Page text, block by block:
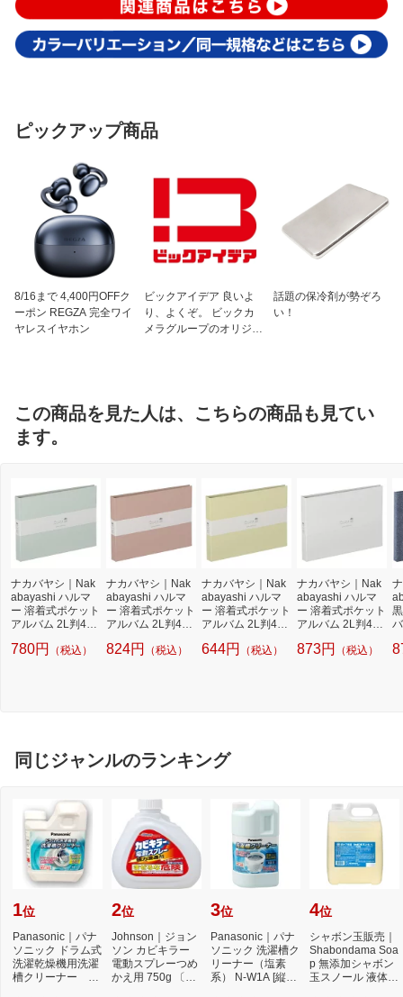
ピックアップ商品
8/16まで 4,400円OFFク
ーポン REGZA 完全ワイ
ヤレスイヤホン
ビックアイデア 良いよ
り、よくぞ。 ビックカ
メラグループのオリジナ
話題の保冷剤が勢ぞろ
い！
この商品を見た人は、こちらの商品も見てい
ます。
ナカバヤシ｜Nak
abayashi ハルマ
ー 溶着式ポケット
アルバム 2L判40
01B ミントブルー
780円 （税込）
ナカバヤシ｜Nak
abayashi ハルマ
ー 溶着式ポケット
アルバム 2L判40
01P ピンク
824円 （税込）
ナカバヤシ｜Nak
abayashi ハルマ
ー 溶着式ポケット
アルバム 2L判40
01Y イエロー
644円 （税込）
ナカバヤシ｜Nak
abayashi ハルマ
ー 溶着式ポケット
アルバム 2L判40
01W ホワイト
873円 （税込）
同じジャンルのランキング
1位
Panasonic｜パナ
ソニック ドラム式
洗濯乾燥機用洗濯
槽クリーナー N-
2位
Johnson｜ジョン
ソン カビキラー
電動スプレーつめ
かえ用 750g 〔お
3位
Panasonic｜パナ
ソニック 洗濯槽ク
リーナー（塩素
系） N-W1A [縦型
4位
シャボン玉販売｜
Shabondama Soa
p 無添加シャボン
玉スノール 液体タ